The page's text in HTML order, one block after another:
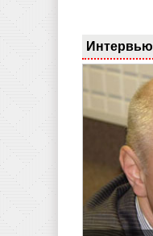
Интервью